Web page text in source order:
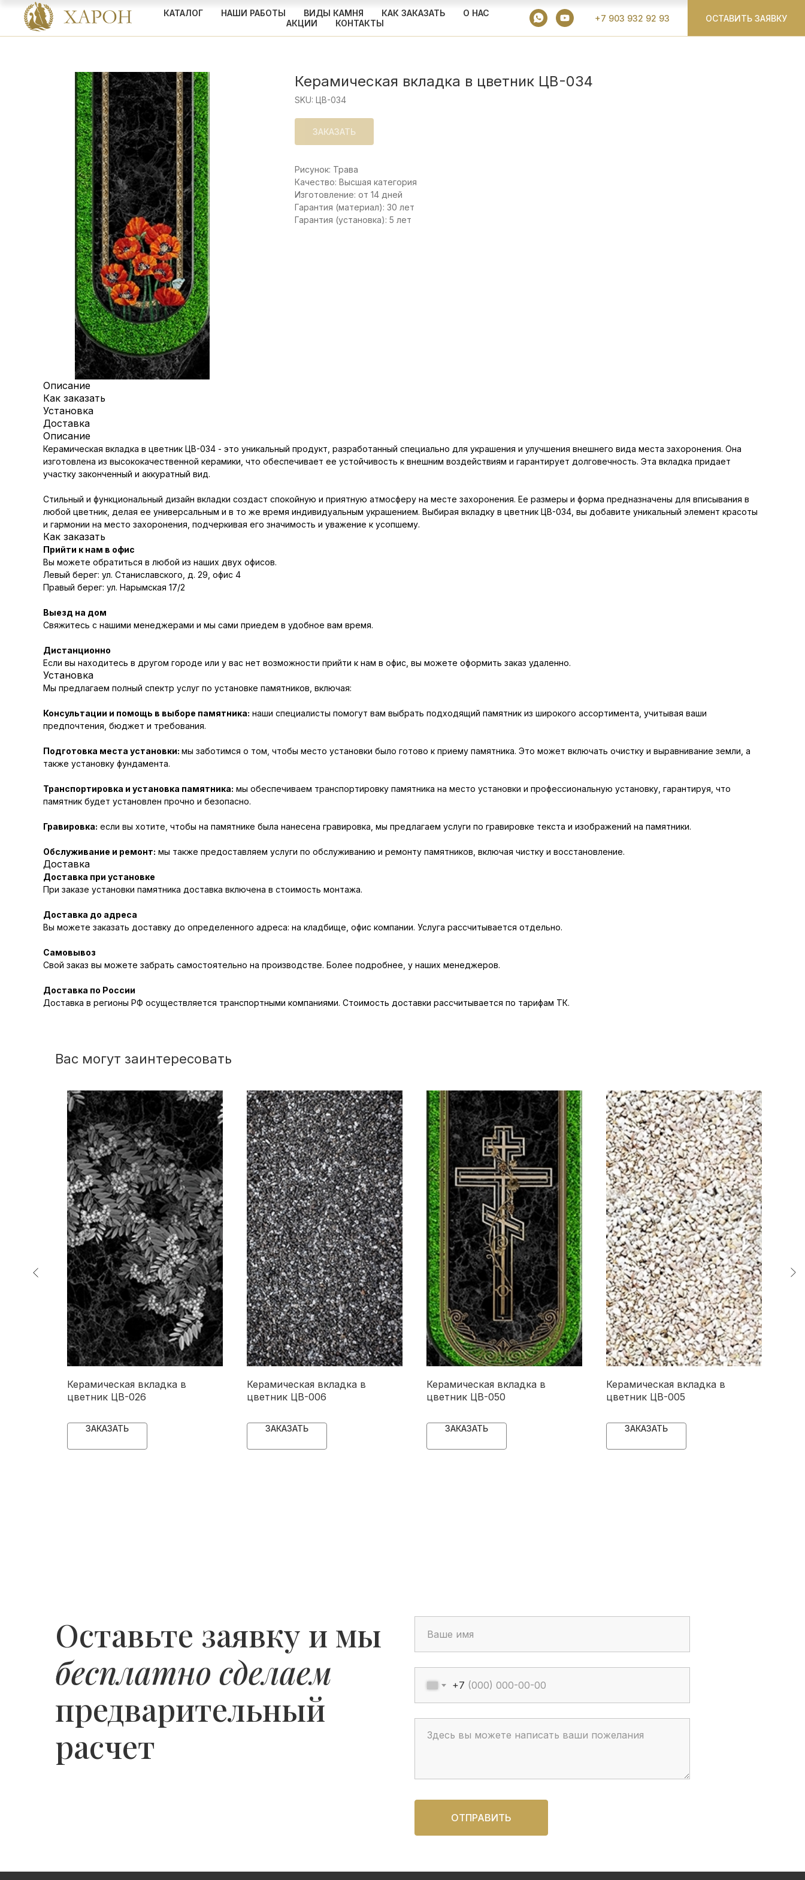
КАТАЛОГ НАШИ РАБОТЫ ВИДЫ КАМНЯ КАК ЗАКАЗАТЬ
О НАС
АКЦИИ
КОНТАКТЫ +7 903 932 92 93 ОСТАВИТЬ ЗАЯВКУ
Керамическая вкладка в цветник ЦВ-034
SKU: ЦВ-034
ЗАКАЗАТЬ
Рисунок: Трава
Качество: Высшая категория
Изготовление: от 14 дней
Гарантия (материал): 30 лет
Гарантия (установка): 5 лет
Описание
Как заказать
Установка
Доставка
Описание
Керамическая вкладка в цветник ЦВ-034 - это уникальный продукт, разработанный специально для украшения и улучшения внешнего вида места захоронения. Она
изготовлена из высококачественной керамики, что обеспечивает ее устойчивость к внешним воздействиям и гарантирует долговечность. Эта вкладка придает
участку законченный и аккуратный вид.
Стильный и функциональный дизайн вкладки создаст спокойную и приятную атмосферу на месте захоронения. Ее размеры и форма предназначены для вписывания в
любой цветник, делая ее универсальным и в то же время индивидуальным украшением. Выбирая вкладку в цветник ЦВ-034, вы добавите уникальный элемент красоты
и гармонии на место захоронения, подчеркивая его значимость и уважение к усопшему.
Как заказать
Прийти к нам в офис
Вы можете обратиться в любой из наших двух офисов.
Левый берег: ул. Станиславского, д. 29, офис 4
Правый берег: ул. Нарымская 17/2
Выезд на дом
Свяжитесь с нашими менеджерами и мы сами приедем в удобное вам время.
Дистанционно
Если вы находитесь в другом городе или у вас нет возможности прийти к нам в офис, вы можете оформить заказ удаленно.
Установка
Мы предлагаем полный спектр услуг по установке памятников, включая:
Консультации и помощь в выборе памятника: наши специалисты помогут вам выбрать подходящий памятник из широкого ассортимента, учитывая ваши
предпочтения, бюджет и требования.
Подготовка места установки: мы заботимся о том, чтобы место установки было готово к приему памятника. Это может включать очистку и выравнивание земли, а
также установку фундамента.
Транспортировка и установка памятника: мы обеспечиваем транспортировку памятника на место установки и профессиональную установку, гарантируя, что
памятник будет установлен прочно и безопасно.
Гравировка: если вы хотите, чтобы на памятнике была нанесена гравировка, мы предлагаем услуги по гравировке текста и изображений на памятники.
Обслуживание и ремонт: мы также предоставляем услуги по обслуживанию и ремонту памятников, включая чистку и восстановление.
Доставка
Доставка при установке
При заказе установки памятника доставка включена в стоимость монтажа.
Доставка до адреса
Вы можете заказать доставку до определенного адреса: на кладбище, офис компании. Услуга рассчитывается отдельно.
Самовывоз
Свой заказ вы можете забрать самостоятельно на производстве. Более подробнее, у наших менеджеров.
Доставка по России
Доставка в регионы РФ осуществляется транспортными компаниями. Стоимость доставки рассчитывается по тарифам ТК.
Вас могут заинтересовать
Керамическая вкладка в
цветник ЦВ-026
ЗАКАЗАТЬ
Керамическая вкладка в
цветник ЦВ-006
ЗАКАЗАТЬ
Керамическая вкладка в
цветник ЦВ-050
ЗАКАЗАТЬ
Керамическая вкладка в
цветник ЦВ-005
ЗАКАЗАТЬ
Оставьте заявку и мы
бесплатно сделаем
предварительный
расчет
+7
ОТПРАВИТЬ